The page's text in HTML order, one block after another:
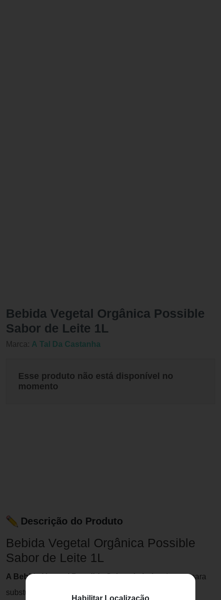
Habilitar Localização
Bebida Vegetal Orgânica Possible
Sabor de Leite 1L
Marca: A Tal Da Castanha
Esse produto não está disponível no
momento
Descrição do Produto
Bebida Vegetal Orgânica Possible
Sabor de Leite 1L
A Bebida Vegetal Possible Sabor de Leitechegou para
substuir o leite animal de vez! Com sabor e textura